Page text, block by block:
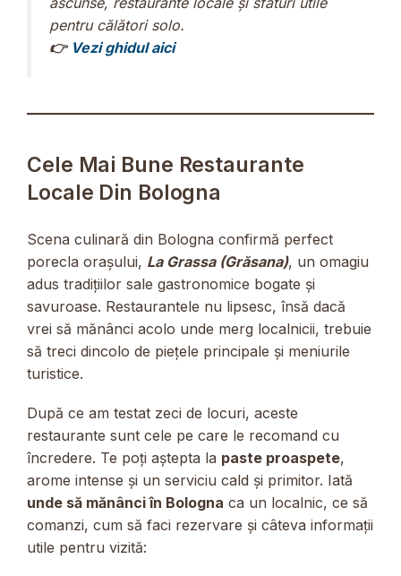
pentru călători solo.
👉 Vezi ghidul aici
Cele Mai Bune Restaurante
Locale Din Bologna
Scena culinară din Bologna confirmă perfect
porecla orașului, La Grassa (Grăsana), un omagiu
adus tradițiilor sale gastronomice bogate și
savuroase. Restaurantele nu lipsesc, însă dacă
vrei să mănânci acolo unde merg localnicii, trebuie
să treci dincolo de piețele principale și meniurile
turistice.
După ce am testat zeci de locuri, aceste
restaurante sunt cele pe care le recomand cu
încredere. Te poți aștepta la paste proaspete,
arome intense și un serviciu cald și primitor. Iată
unde să mănânci în Bologna ca un localnic, ce să
comanzi, cum să faci rezervare și câteva informații
utile pentru vizită: